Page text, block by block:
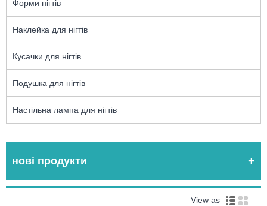
Форми нігтів
Наклейка для нігтів
Кусачки для нігтів
Подушка для нігтів
Настільна лампа для нігтів
нові продукти
View as